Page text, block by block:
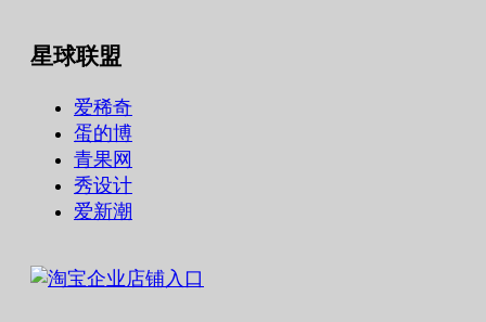
星球联盟
爱稀奇
蛋的博
青果网
秀设计
爱新潮